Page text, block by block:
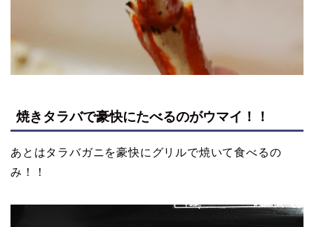
焼きタラバで豪快にたべるのがウマイ！！
あとはタラバガニを豪快にグリルで焼いて食べるの
み！！